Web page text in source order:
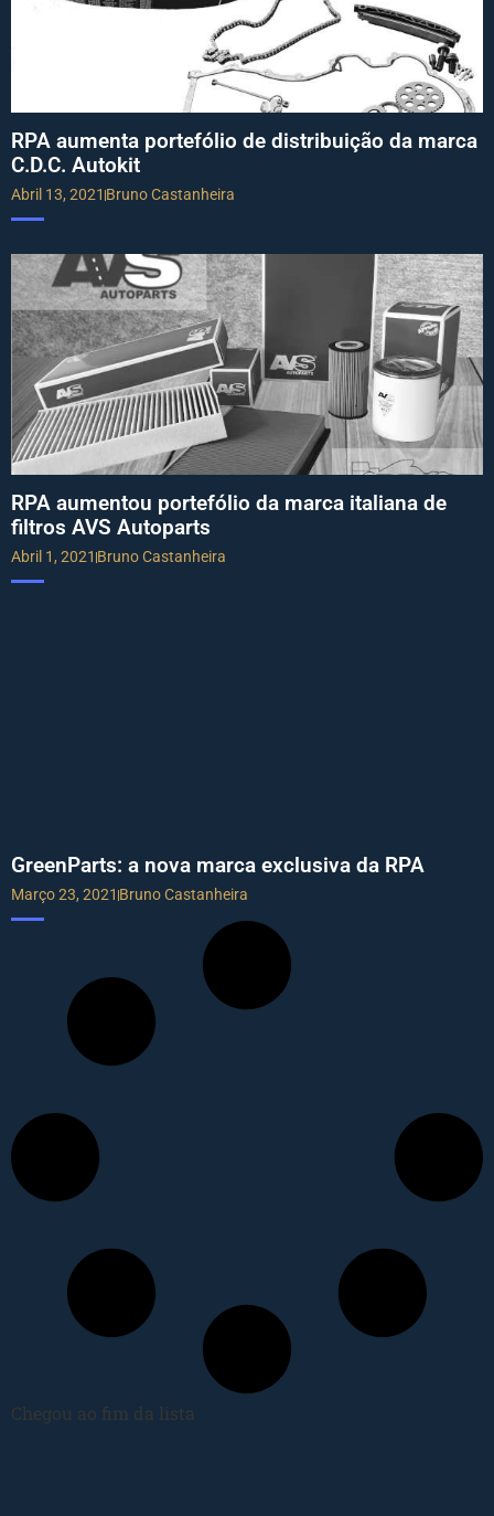
RPA aumenta portefólio de distribuição da marca
C.D.C. Autokit
Abril 13, 2021 Bruno Castanheira
RPA aumentou portefólio da marca italiana de
filtros AVS Autoparts
Abril 1, 2021 Bruno Castanheira
GreenParts: a nova marca exclusiva da RPA
Março 23, 2021 Bruno Castanheira
Chegou ao fim da lista